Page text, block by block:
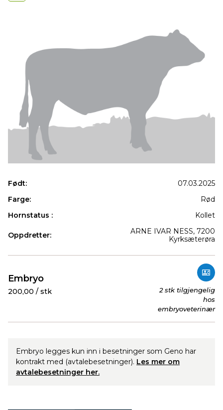
Født:
07.03.2025
Farge:
Rød
Hornstatus :
Kollet
Oppdretter:
ARNE IVAR NESS, 7200
Kyrksæterøra
Embryo
200,00 / stk
2 stk tilgjengelig
hos
embryoveterinær
Embryo legges kun inn i besetninger som Geno har
kontrakt med (avtalebesetninger). Les mer om
avtalebesetninger her.